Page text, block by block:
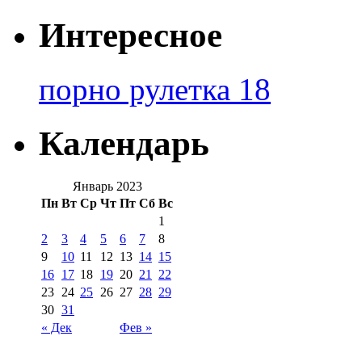
Интересное
порно рулетка 18
Календарь
Январь 2023
Пн Вт Ср Чт Пт Сб Вс
« Дек Фев »
1
2
3 4 5 6 7
8
9
10 11 12 13 14 15
16 17 18 19 20 21
22
23 24 25 26 27 28 29
30 31